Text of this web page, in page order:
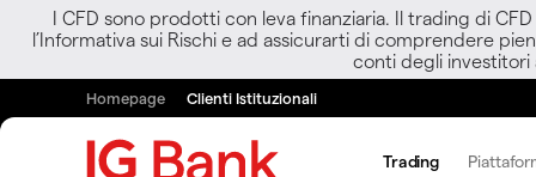
I CFD sono prodotti con leva finanziaria. Il trading di
l’Informativa sui Rischi e ad assicurarti di comprendere
conti degli investitori
Homepage Clienti Istituzionali
Trading